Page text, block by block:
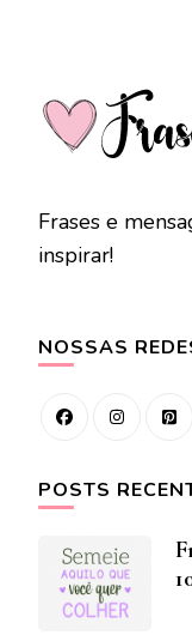
Frases e
inspirar!
NOSSAS
POSTS